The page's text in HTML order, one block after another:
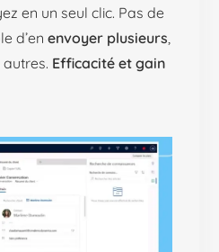
en un seul clic. Pas de
d’enenvoyer plusieurs,
Efficacité et gain